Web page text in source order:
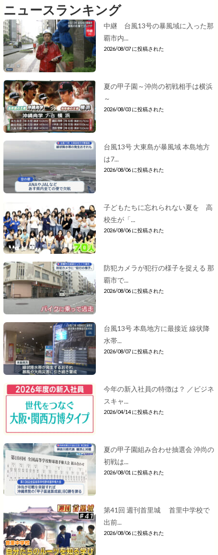
ニュースランキング
中継 台風13号の暴風域に入った那
覇市内...
2026/08/07 に投稿された
夏の甲子園～沖尚の初戦相手は横浜
～
2026/08/03 に投稿された
台風13号 大東島が暴風域 本島地方
は7...
2026/08/06 に投稿された
子どもたちに忘れられない夏を 高
校生が「...
2026/08/06 に投稿された
防犯カメラが犯行の様子を捉える 那
覇市で...
2026/08/06 に投稿された
台風13号 本島地方に最接近 線状降
水帯...
2026/08/07 に投稿された
今年の新入社員の特徴は？ ／ビジネ
スキャ...
2026/04/14 に投稿された
夏の甲子園組み合わせ抽選会 沖尚の
初戦は...
2026/08/01 に投稿された
第41回 週刊首里城 首里中学校で
出前...
2026/08/06 に投稿された